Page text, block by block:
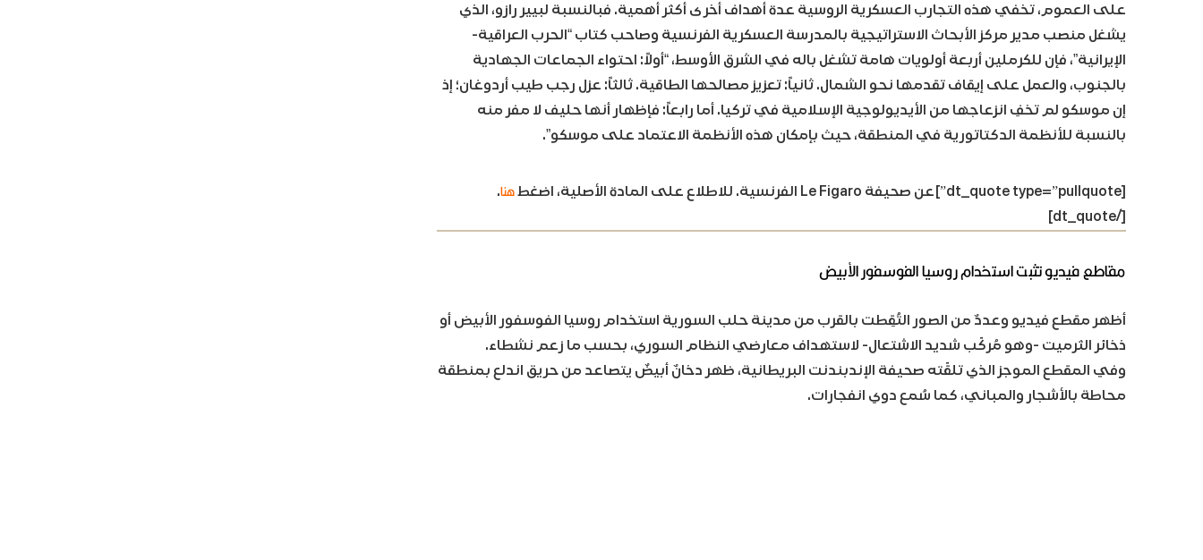
على العموم، تخفي هذه التجارب العسكرية الروسية عدة أهداف أخرى أكثر أهمية. فبالنسبة لبيير رازو، الذي
يشغل منصب مدير مركز الأبحاث الاستراتيجية بالمدرسة العسكرية الفرنسية وصاحب كتاب “الحرب العراقية-
الإيرانية”، فإن للكرملين أربعة أولويات هامة تشغل باله في الشرق الأوسط، “أولاً: احتواء الجماعات الجهادية
بالجنوب، والعمل على إيقاف تقدمها نحو الشمال. ثانياً: تعزيز مصالحها الطاقية. ثالثاً: عزل رجب طيب أردوغان؛ إذ
إن موسكو لم تخفِ انزعاجها من الأيديولوجية الإسلامية في تركيا. أما رابعاً: فإظهار أنها حليف لا مفر منه
بالنسبة للأنظمة الدكتاتورية في المنطقة، حيث بإمكان هذه الأنظمة الاعتماد على موسكو”.
[dt_quote type=”pullquote”]عن صحيفة Le Figaro الفرنسية. للاطلاع على المادة الأصلية، اضغط هنا.
[/dt_quote]
مقاطع فيديو تثبت استخدام روسيا الفوسفور الأبيض
أظهر مقطع فيديو وعددٌ من الصور التُقِطت بالقرب من مدينة حلب السورية استخدام روسيا الفوسفور الأبيض أو
ذخائر الثرميت -وهو مُركّب شديد الاشتعال- لاستهداف معارضي النظام السوري، بحسب ما زعم نشطاء.
وفي المقطع الموجز الذي تلقّته صحيفة الإندبندنت البريطانية، ظهر دخانٌ أبيضٌ يتصاعد من حريق اندلع بمنطقة
محاطة بالأشجار والمباني، كما سُمع دوي انفجارات.